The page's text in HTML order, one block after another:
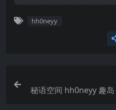
hh0neyy
秘语空间 hh0neyy 趣